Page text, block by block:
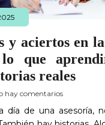
y aciertos en
que
reales
hay comentarios
día de una asesoría,